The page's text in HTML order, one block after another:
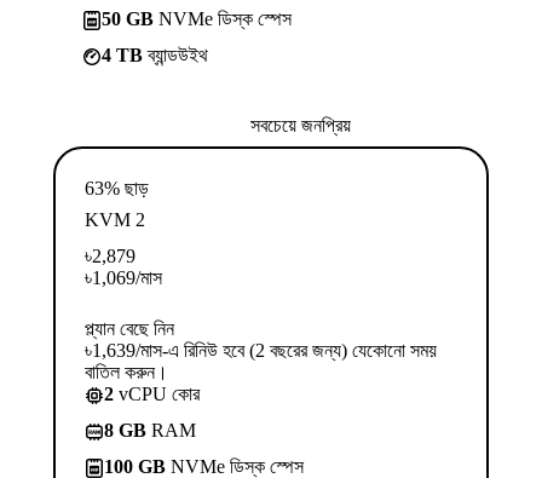
50 GB NVMe ডিস্ক স্পেস
4 TBব্যান্ডউইথ
সবচেয়ে জনপ্রিয়
63% ছাড়
KVM 2
৳2,879
৳1,069/মাস
প্ল্যান বেছে নিন
৳1,639/মাস-এ রিনিউ হবে (2 বছরের জন্য) যেকোনো সময়
বাতিল করুন।
2 vCPU কোর
8 GB RAM
100 GB NVMe ডিস্ক স্পেস